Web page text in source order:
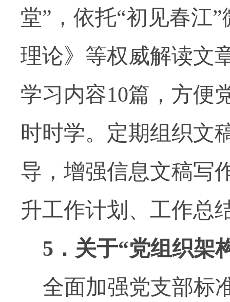
堂”，依托“初见春江
理论》等权威解读文
学习内容10篇，方便
时时学。定期组织文
导，增强信息文稿写
升工作计划、工作总
5 ．关于“党组织架
全面加强党支部标